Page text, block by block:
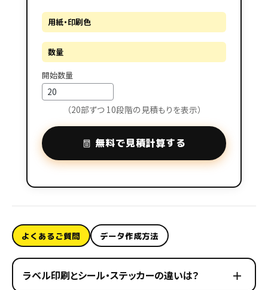
用紙・印刷色
数量
開始数量
（20部ずつ 10段階の見積もりを表示）
無料で見積計算する
よくあるご質問 データ作成方法
ラベル印刷とシール・ステッカーの違いは？